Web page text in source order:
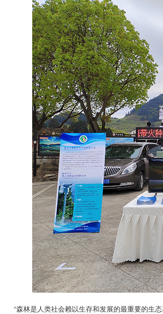
“森林是人类社会赖以生存和发展的最重要的生